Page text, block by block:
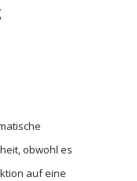
obwohl es
auf eine